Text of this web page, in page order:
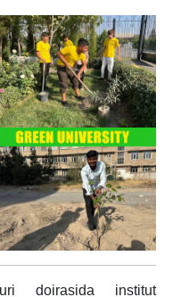
doirasida institut